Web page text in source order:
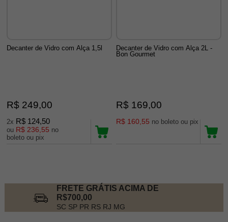
Decanter de Vidro com Alça 1,5l
R$ 249,00
2x R$ 124,50
ou R$ 236,55 no
boleto ou pix
Decanter de Vidro com Alça 2L -
Bon Gourmet
R$ 169,00
R$ 160,55 no boleto ou pix
FRETE GRÁTIS ACIMA DE
R$700,00
SC SP PR RS RJ MG